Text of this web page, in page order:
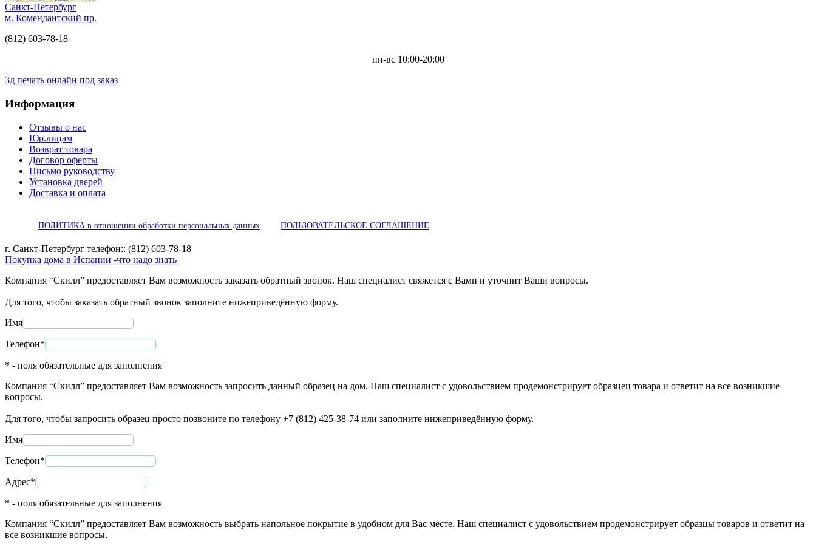
Санкт-Петербург
м. Комендантский пр.
(812) 603-78-18
пн-вс 10:00-20:00
3д печать онлайн под заказ
Информация
Отзывы о нас
Юр.лицам
Возврат товара
Договор оферты
Письмо руководству
Установка дверей
Доставка и оплата
ПОЛИТИКА в отношении обработки персональных данных ПОЛЬЗОВАТЕЛЬСКОЕ СОГЛАШЕНИЕ
г. Санкт-Петербург телефон:: (812) 603-78-18
Покупка дома в Испании -что надо знать
Компания “Скилл” предоставляет Вам возможность заказать обратный звонок. Наш специалист свяжется с Вами и уточнит Ваши вопросы.
Для того, чтобы заказать обратный звонок заполните нижеприведённую форму.
Имя
Телефон*
* - поля обязательные для заполнения
Компания “Скилл” предоставляет Вам возможность запросить данный образец на дом. Наш специалист с удовольствием продемонстрирует образцец товара и ответит на все возникшие
вопросы.
Для того, чтобы запросить образец просто позвоните по телефону +7 (812) 425-38-74 или заполните нижеприведённую форму.
Имя
Телефон*
Адрес*
* - поля обязательные для заполнения
Компания “Скилл” предоставляет Вам возможность выбрать напольное покрытие в удобном для Вас месте. Наш специалист с удовольствием продемонстрирует образцы товаров и ответит на
все возникшие вопросы.